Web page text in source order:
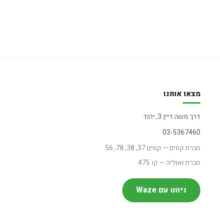
מצאו אותנו
דרך משה דיין 3, יהוד
03-5367460
חברת קווים — קווים 37, 38, 78, 56
חברת ואוליה — קו 475
ניווט עם Waze